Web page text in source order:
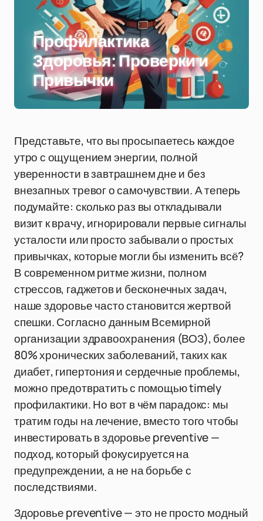
Профилактика
Здоровья: Проверки и
Привычки
Представьте, что вы просыпаетесь каждое
утро с ощущением энергии, полной
уверенности в завтрашнем дне и без
внезапных тревог о самочувствии. А теперь
подумайте: сколько раз вы откладывали
визит к врачу, игнорировали первые сигналы
усталости или просто забывали о простых
привычках, которые могли бы изменить всё?
В современном ритме жизни, полном
стрессов, гаджетов и бесконечных задач,
наше здоровье часто становится жертвой
спешки. Согласно данным Всемирной
организации здравоохранения (ВОЗ), более
80% хронических заболеваний, таких как
диабет, гипертония и сердечные проблемы,
можно предотвратить с помощью timely
профилактики. Но вот в чём парадокс: мы
тратим годы на лечение, вместо того чтобы
инвестировать в здоровье preventive —
подход, который фокусируется на
предупреждении, а не на борьбе с
последствиями.
Здоровье preventive — это не просто модный